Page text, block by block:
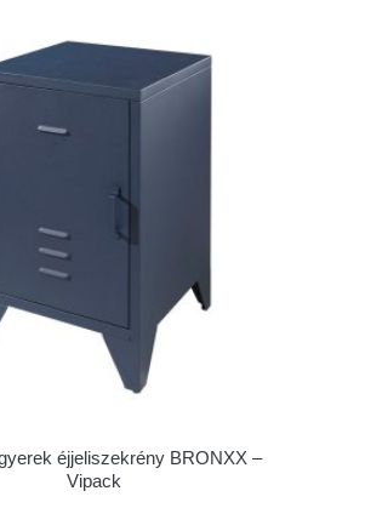
éjjeliszekrény BRONXX –
Vipack